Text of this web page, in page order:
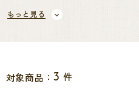
ます。熱帯カリブの豊かな太陽の
険しい急斜面での栽培や収穫は、
もっと見る
対象商品：3 件